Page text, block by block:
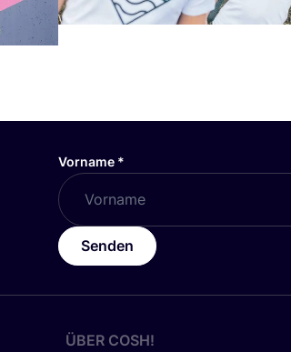
Vorname *
Senden
ÜBER COSH!